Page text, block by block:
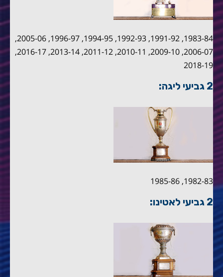
1983-84, 1991-92, 1992-93, 1994-95, 1996-97, 2005-06,
2006-07, 2009-10, 2010-11, 2011-12, 2013-14, 2016-17,
2018-19
2 גביעי ליגה:
1982-83, 1985-86
2 גביעי לאטינו: